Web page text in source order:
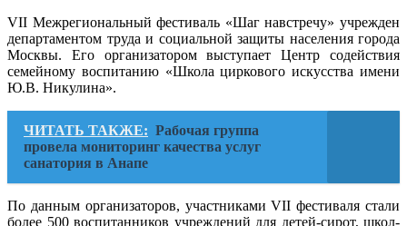
VII Межрегиональный фестиваль «Шаг навстречу» учрежден
департаментом труда и социальной защиты населения города
Москвы. Его организатором выступает Центр содействия
семейному воспитанию «Школа циркового искусства имени
Ю.В. Никулина».
ЧИТАТЬ ТАКЖЕ: Рабочая группа
провела мониторинг качества услуг
санатория в Анапе
По данным организаторов, участниками VII фестиваля стали
более 500 воспитанников учреждений для детей-сирот, школ-